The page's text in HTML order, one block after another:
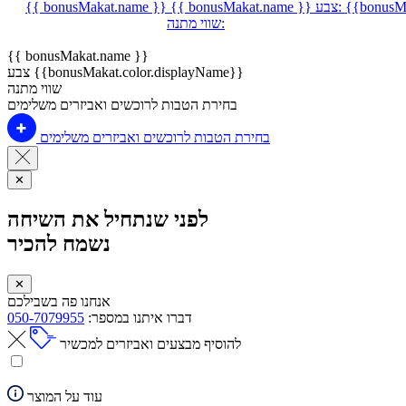
{{ bonusMakat.name }} {{ bonusMakat.name }} צבע:
שווי מתנה:
{{ bonusMakat.name }}
צבע {{bonusMakat.color.displayName}}
שווי מתנה
בחירת הטבות לרוכשים ואביזרים משלימים
בחירת הטבות לרוכשים ואביזרים משלימים
✕
לפני שנתחיל את השיחה
נשמח להכיר
✕
אנחנו פה בשבילכם
דברו איתנו במספר: 050-7079955
להוסיף מבצעים ואביזרים למכשיר
עוד על המוצר